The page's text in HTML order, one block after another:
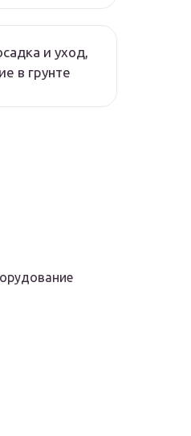
и уход,
в грунте